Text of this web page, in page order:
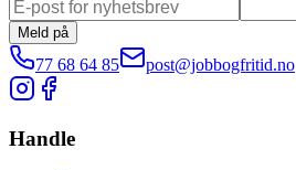
Meld på
77 68 64 85 post@jobbogfritid.no
Handle